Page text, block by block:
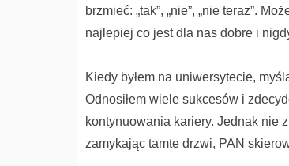
brzmieć: „tak”, „nie”, „nie teraz”.
najlepiej co jest dla nas dobre i
Kiedy byłem na uniwersytecie,
Odnosiłem wiele sukcesów i
kontynuowania kariery. Jednak nie
zamykając tamte drzwi, PAN